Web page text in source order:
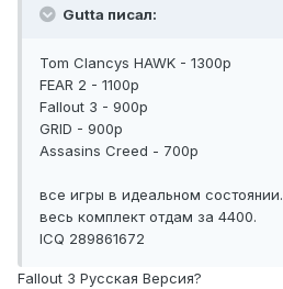
Gutta писал:
Tom Clancys HAWK - 1300р
FEAR 2 - 1100р
Fallout 3 - 900р
GRID - 900р
Assasins Creed - 700р
все игры в идеальном состоянии.
весь комплект отдам за 4400.
ICQ 289861672
Fallout 3 Русская Версия?